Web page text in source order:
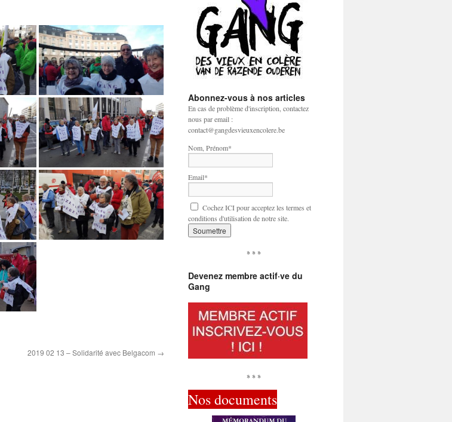
2019 02 13 – Solidarité avec Belgacom →
Abonnez-vous à nos articles
En cas de problème d'inscription, contactez
nous par email :
contact@gangdesvieuxencolere.be
Nom, Prénom*
Email*
Cochez ICI pour acceptez les termes et
conditions d'utilisation de notre site.
* * *
Devenez membre actif·ve du
Gang
* * *
Nos documents